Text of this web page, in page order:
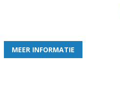
en geniet iedere week van het
MEER INFORMATIE